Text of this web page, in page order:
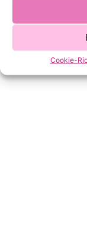
Cookie-